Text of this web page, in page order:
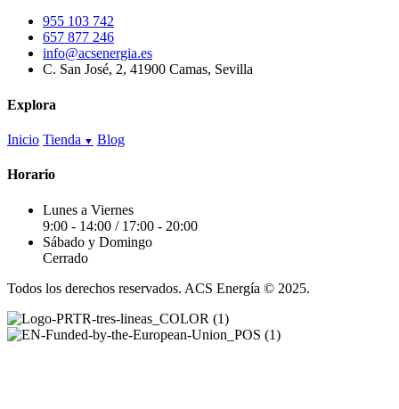
955 103 742
657 877 246
info@acsenergia.es
C. San José, 2, 41900 Camas, Sevilla
Explora
Inicio Tienda Blog
Horario
Lunes a Viernes
9:00 - 14:00 / 17:00 - 20:00
Sábado y Domingo
Cerrado
Todos los derechos reservados. ACS Energía © 2025.